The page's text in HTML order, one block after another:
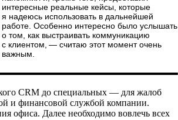
интересные реальные кейсы, которые
я надеюсь использовать в дальнейшей
работе. Особенно интересно было услышать
о том, как выстраивать коммуникацию
с клиентом, — считаю этот момент очень
важным.
СRM до специальных — для жалоб
и финансовой службой компании.
офиса. Далее необходимо вовлечь всех